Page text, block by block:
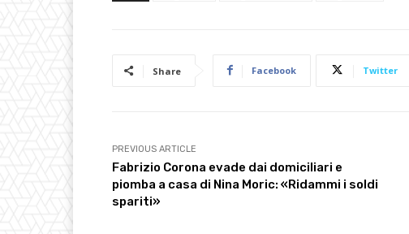
Share Facebook Twitter
PREVIOUS ARTICLE
Fabrizio Corona evade dai domiciliari e
piomba a casa di Nina Moric: «Ridammi i soldi
spariti»